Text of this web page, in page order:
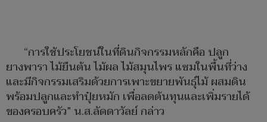
“การใช้ประโยชน์ในที่ดินกิจกรรมหลักคือ ปลูก
ยางพารา ไม้ยืนต้น ไม้ผล ไม้สมุนไพร แซมในพื้นที่ว่าง
และมีกิจกรรมเสริมด้วยการเพาะขยายพันธุ์ไม้ ผสมดิน
พร้อมปลูกและทำปุ๋ยหมัก เพื่อลดต้นทุนและเพิ่มรายได้
ของครอบครัว” น.ส.ลัดดาวัลย์ กล่าว